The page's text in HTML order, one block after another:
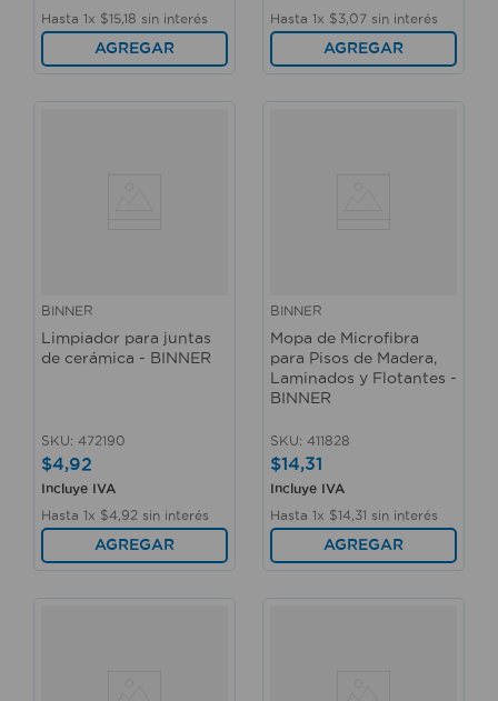
Hasta 1x $1518 sin interés
AGREGAR
Hasta 1x $3 07 sin interés
AGREGAR
BINNER
Limpiador para juntas
de cerámica - BINNER
SKU: 472190
$4,92
Incluye IVA
Hasta 1x $4 92 sin interés
AGREGAR
BINNER
Mopa de Microfibra
para Pisos de Madera,
Laminados y Flotantes -
BINNER
SKU: 411828
$14,31
Incluye IVA
Hasta 1x $14 31 sin interés
AGREGAR